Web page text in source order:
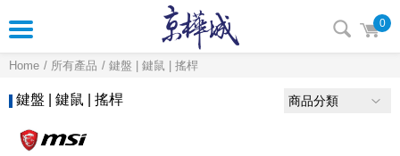
0
Home 所有產品 鍵盤 | 鍵鼠 | 搖桿
鍵盤 | 鍵鼠 | 搖桿 商品分類